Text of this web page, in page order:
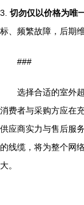
3. 切勿仅以价格为唯
标、频繁故障，后期
###
选择合适的室外
消费者与采购方应在
供应商实力与售后服
的线缆，将为整个网
大。